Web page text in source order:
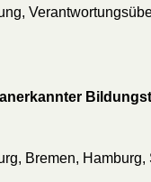
Bremen,